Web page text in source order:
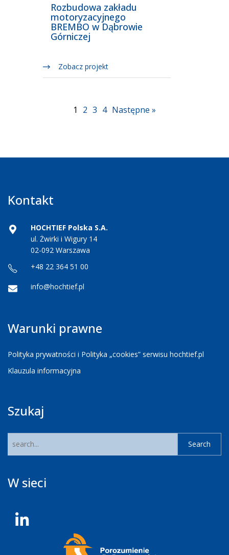
Rozbudowa zakładu
motoryzacyjnego
BREMBO w Dąbrowie
Górniczej
Zobacz projekt
1 2 3 4 Następne »
Kontakt
HOCHTIEF Polska S.A.
ul. Żwirki i Wigury 14
02-092 Warszawa
+48 22 364 51 00
info@hochtief.pl
Warunki prawne
Polityka prywatności i Polityka „cookies” serwisu hochtief.pl
Klauzula informacyjna
Szukaj
W sieci